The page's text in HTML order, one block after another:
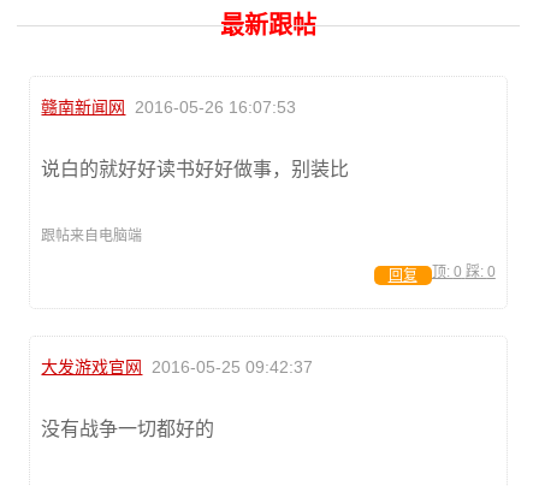
最新跟帖
赣南新闻网 2016-05-26 16:07:53
说白的就好好读书好好做事，别装比
跟帖来自电脑端
顶: 0 踩: 0
回复
大发游戏官网 2016-05-25 09:42:37
没有战争一切都好的